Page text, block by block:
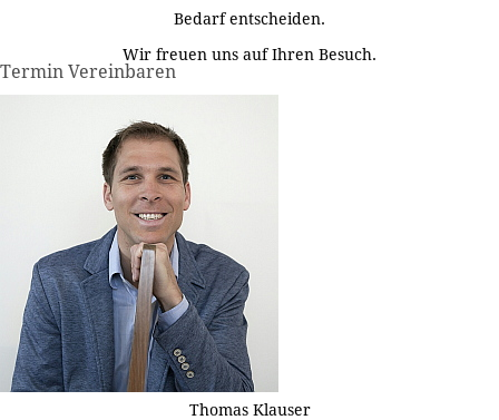
Bedarf entscheiden.
Wir freuen uns auf Ihren Besuch.
Termin Vereinbaren
Thomas Klauser